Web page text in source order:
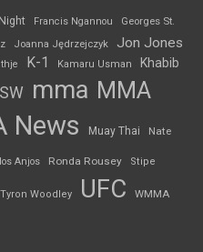
Francis Ngannou
Georges St.
Joanna Jędrzejczyk Jon Jones
K-1 Kamaru Usman Khabib
mma MMA
News Muay Thai Nate
Anjos Ronda Rousey Stipe
Tyron Woodley UFC WMMA